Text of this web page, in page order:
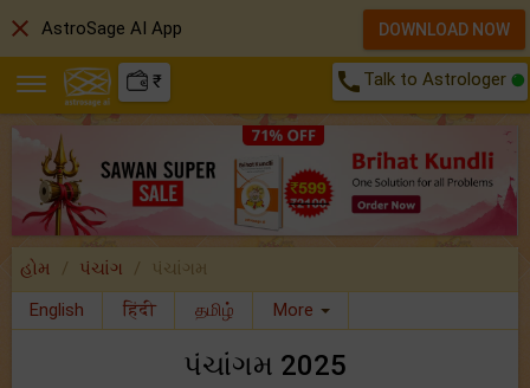
₹ call Talk to Astrologer
હોમ પંચાંગ
પંચાંગમ
English
हिंदी தமிழ் More
પંચાંગમ 2025
close AstroSage AI App DOWNLOAD NOW